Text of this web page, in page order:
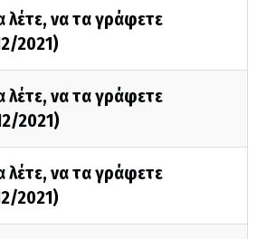
λέτε, να τα γράφετε
2021)
λέτε, να τα γράφετε
2021)
λέτε, να τα γράφετε
2021)